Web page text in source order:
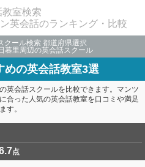
室検索
英会話のランキング・比較
クール検索 都道府県選択
日暮里周辺の英会話スクール
めの英会話教室3選
英会話スクールを比較できます。マンツ
合った人気の英会話教室を口コミや満足
す。
点